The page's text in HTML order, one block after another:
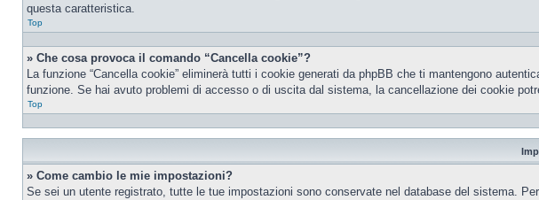
questa caratteristica.
Top
» Che cosa provoca il comando “Cancella cookie”?
La funzione “Cancella cookie” eliminerà tutti i cookie generati da phpBB che ti mantengono
funzione. Se hai avuto problemi di accesso o di uscita dal sistema, la cancellazione dei cookie
Top
» Come cambio le mie impostazioni?
Se sei un utente registrato, tutte le tue impostazioni sono conservate nel database del sistema.